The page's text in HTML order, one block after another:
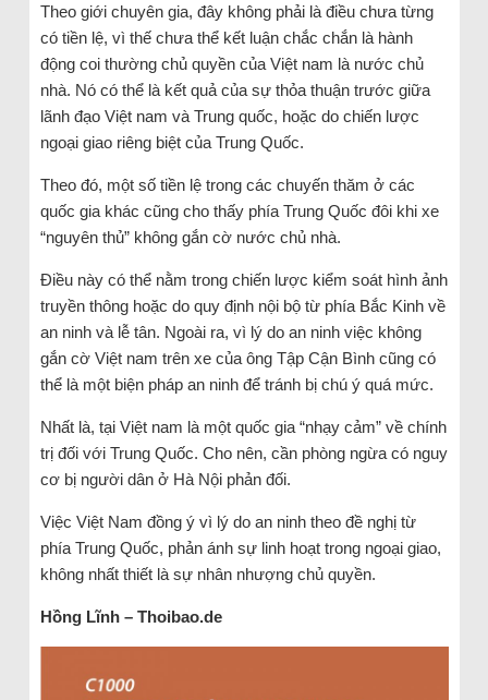
Theo giới chuyên gia, đây không phải là điều chưa từng
có tiền lệ, vì thế chưa thể kết luận chắc chắn là hành
động coi thường chủ quyền của Việt nam là nước chủ
nhà. Nó có thể là kết quả của sự thỏa thuận trước giữa
lãnh đạo Việt nam và Trung quốc, hoặc do chiến lược
ngoại giao riêng biệt của Trung Quốc.
Theo đó, một số tiền lệ trong các chuyến thăm ở các
quốc gia khác cũng cho thấy phía Trung Quốc đôi khi xe
“nguyên thủ” không gắn cờ nước chủ nhà.
Điều này có thể nằm trong chiến lược kiểm soát hình ảnh
truyền thông hoặc do quy định nội bộ từ phía Bắc Kinh về
an ninh và lễ tân. Ngoài ra, vì lý do an ninh việc không
gắn cờ Việt nam trên xe của ông Tập Cận Bình cũng có
thể là một biện pháp an ninh để tránh bị chú ý quá mức.
Nhất là, tại Việt nam là một quốc gia “nhạy cảm” về chính
trị đối với Trung Quốc. Cho nên, cần phòng ngừa có nguy
cơ bị người dân ở Hà Nội phản đối.
Việc Việt Nam đồng ý vì lý do an ninh theo đề nghị từ
phía Trung Quốc, phản ánh sự linh hoạt trong ngoại giao,
không nhất thiết là sự nhân nhượng chủ quyền.
Hồng Lĩnh – Thoibao.de